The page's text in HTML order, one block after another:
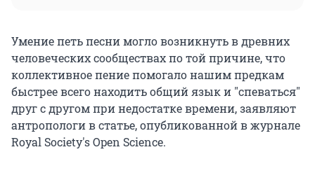
Умение петь песни могло возникнуть в древних
человеческих сообществах по той причине, что
коллективное пение помогало нашим предкам
быстрее всего находить общий язык и "спеваться"
друг с другом при недостатке времени, заявляют
антропологи в статье, опубликованной в журнале
Royal Society's Open Science.